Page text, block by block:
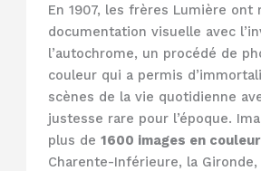
En 1907, les frères Lumière ont
documentation visuelle avec
l’autochrome, un procédé de
couleur qui a permis
scènes de la vie quotidienne
justesse rare pour l’époque.
plus de1600 images en couleur
Charente-Inférieure, la Gironde,